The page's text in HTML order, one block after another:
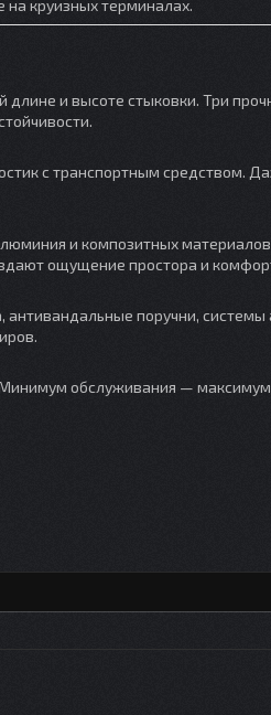
на круизных терминалах.
длине и высоте стыковки. Три
с транспортным средством.
и композитных
ощущение простора и
поручни, системы
Минимум обслуживания — максимум